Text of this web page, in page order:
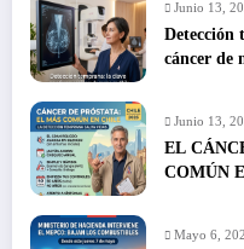
Junio 13,
Detección
cáncer de
Junio 13,
EL
COMÚN
Mayo 6,